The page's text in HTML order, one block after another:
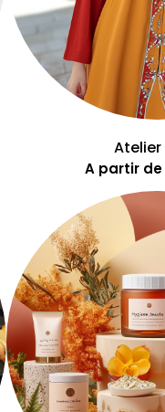
Atelier
A partir de